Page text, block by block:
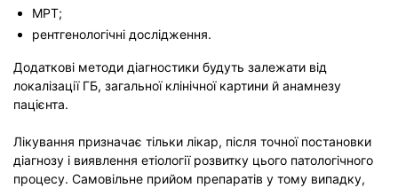
МРТ;
рентгенологічні дослідження.
Додаткові методи діагностики будуть залежати від
локалізації ГБ, загальної клінічної картини й анамнезу
пацієнта.
Лікування призначає тільки лікар, після точної постановки
діагнозу і виявлення етіології розвитку цього патологічного
процесу. Самовільне прийом препаратів у тому випадку,